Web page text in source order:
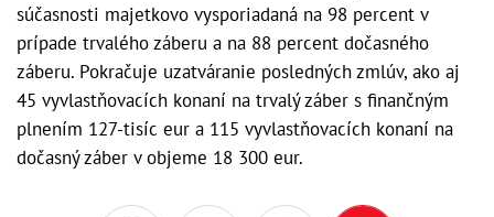
súčasnosti majetkovo vysporiadaná na 98 percent v
prípade trvalého záberu a na 88 percent dočasného
záberu. Pokračuje uzatváranie posledných zmlúv, ako aj
45 vyvlastňovacích konaní na trvalý záber s finančným
plnením 127-tisíc eur a 115 vyvlastňovacích konaní na
dočasný záber v objeme 18 300 eur.